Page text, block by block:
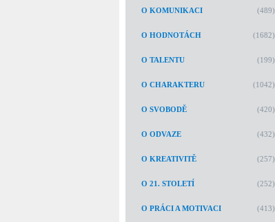
O KOMUNIKACI (489)
O HODNOTÁCH (1682)
O TALENTU (199)
O CHARAKTERU (1042)
O SVOBODĚ (420)
O ODVAZE (432)
O KREATIVITĚ (257)
O 21. STOLETÍ (252)
O PRÁCI A MOTIVACI (413)